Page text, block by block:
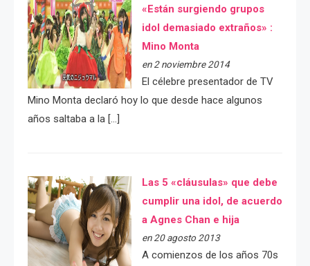
«Están surgiendo grupos
idol demasiado extraños» :
Mino Monta
en 2 noviembre 2014
El célebre presentador de TV
Mino Monta declaró hoy lo que desde hace algunos
años saltaba a la […]
Las 5 «cláusulas» que debe
cumplir una idol, de acuerdo
a Agnes Chan e hija
en 20 agosto 2013
A comienzos de los años 70s